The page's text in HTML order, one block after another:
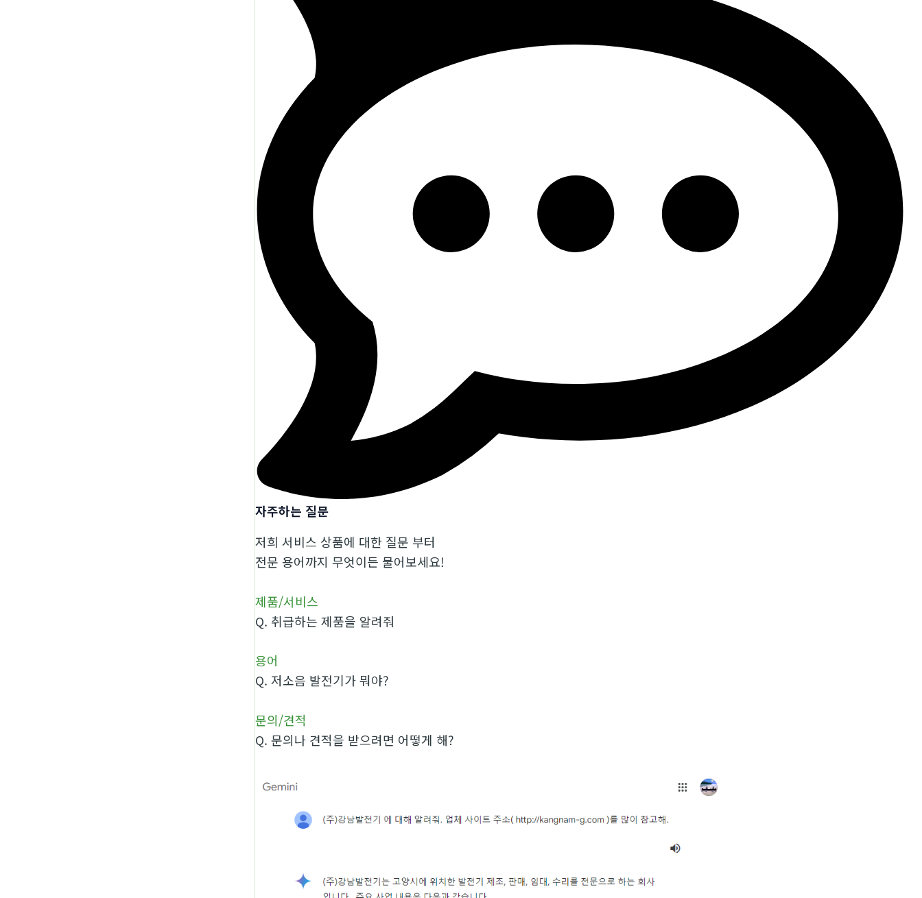
자주하는 질문
저희 서비스 상품에 대한 질문 부터
전문 용어까지 무엇이든 물어보세요!
제품/서비스
Q. 취급하는 제품을 알려줘
용어
Q. 저소음 발전기가 뭐야?
문의/견적
Q. 문의나 견적을 받으려면 어떻게 해?